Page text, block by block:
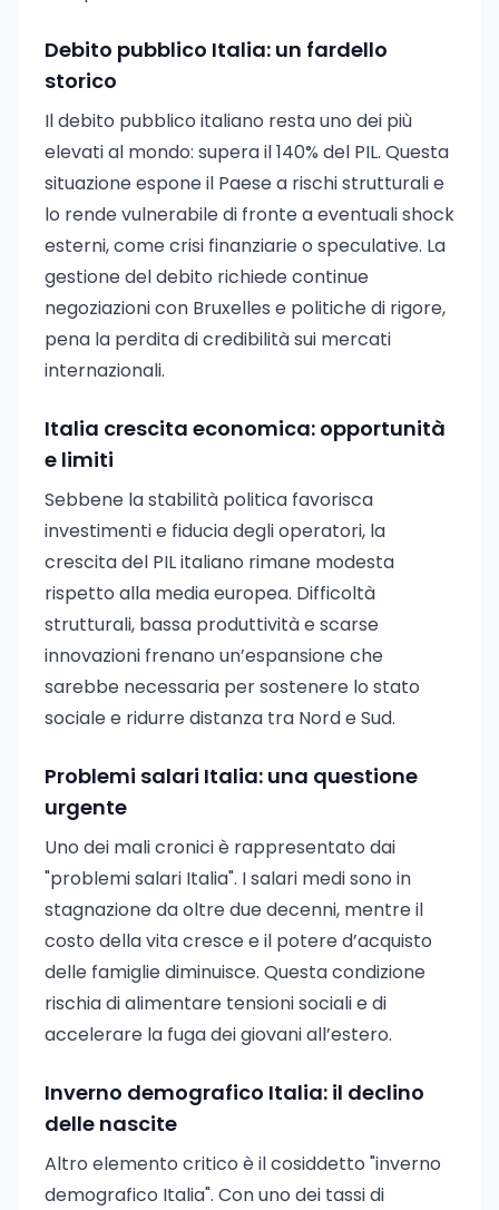
Debito pubblico Italia: un fardello
storico
Il debito pubblico italiano resta uno dei più
elevati al mondo: supera il 140% del PIL. Questa
situazione espone il Paese a rischi strutturali e
lo rende vulnerabile di fronte a eventuali shock
esterni, come crisi finanziarie o speculative. La
gestione del debito richiede continue
negoziazioni con Bruxelles e politiche di rigore,
pena la perdita di credibilità sui mercati
internazionali.
Italia crescita economica: opportunità
e limiti
Sebbene la stabilità politica favorisca
investimenti e fiducia degli operatori, la
crescita del PIL italiano rimane modesta
rispetto alla media europea. Difficoltà
strutturali, bassa produttività e scarse
innovazioni frenano un’espansione che
sarebbe necessaria per sostenere lo stato
sociale e ridurre distanza tra Nord e Sud.
Problemi salari Italia: una questione
urgente
Uno dei mali cronici è rappresentato dai
"problemi salari Italia". I salari medi sono in
stagnazione da oltre due decenni, mentre il
costo della vita cresce e il potere d’acquisto
delle famiglie diminuisce. Questa condizione
rischia di alimentare tensioni sociali e di
accelerare la fuga dei giovani all’estero.
Inverno demografico Italia: il declino
delle nascite
Altro elemento critico è il cosiddetto "inverno
demografico Italia". Con uno dei tassi di